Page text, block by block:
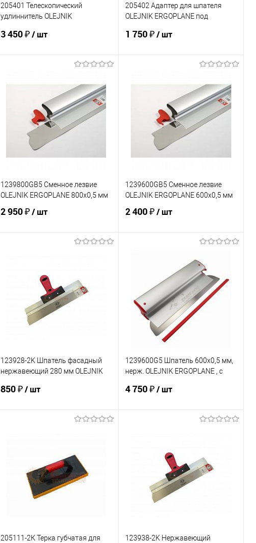
205401 Телескопический
удлиннитель OLEJNIK
3 450 ₽/ шт
Купить в 1 клик
К сравнению
В избранное
В наличии
205402 Адаптер для шпателя
OLEJNIK ERGOPLANE под
1 750 ₽/ шт
Купить в 1 клик
К сравнению
В избранное
В наличии
1239800GB5 Сменное лезвие
OLEJNIK ERGOPLANE 800х0,5 мм
2 950 ₽/ шт
Купить в 1 клик
К сравнению
В избранное
В наличии
1239600GB5 Сменное лезвие
OLEJNIK ERGOPLANE 600х0,5 мм
2 400 ₽/ шт
Купить в 1 клик
К сравнению
В избранное
В наличии
123928-2K Шпатель фасадный
нержавеющий 280 мм OLEJNIK
850 ₽/ шт
К сравнению
В избранное
В наличии
1239600G5 Шпатель 600х0,5 мм,
нерж. OLEJNIK ERGOPLANE , с
4 750 ₽/ шт
Купить в 1 клик
К сравнению
В избранное
В наличии
205111-2К Терка губчатая для
123938-2K Нержавеющий